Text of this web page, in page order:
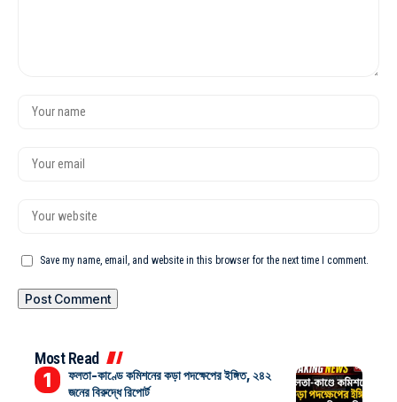
Save my name, email, and website in this browser for the next time I comment.
Most Read
ফলতা-কাণ্ডে কমিশনের কড়া পদক্ষেপের ইঙ্গিত, ২৪২
জনের বিরুদ্ধে রিপোর্ট